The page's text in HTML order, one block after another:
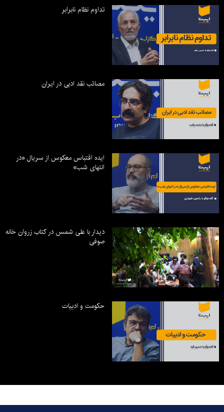
تداوم نظام نابرابر
مصائب نقد ادبی در ایران
ایده اقتباس معکوس از سریال «در
انتهای شب»
دیدار با علی شمس در کتاب زروان خانه
صوفی
حکومت و ادبیات